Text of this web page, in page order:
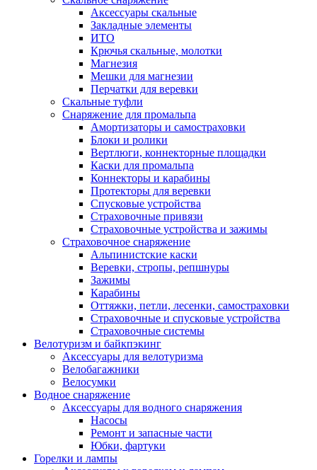
Аксессуары скальные
Закладные элементы
ИТО
Крючья скальные, молотки
Магнезия
Мешки для магнезии
Перчатки для веревки
Скальные туфли
Снаряжение для промальпа
Амортизаторы и самостраховки
Блоки и ролики
Вертлюги, коннекторные площадки
Каски для промальпа
Коннекторы и карабины
Протекторы для веревки
Спусковые устройства
Страховочные привязи
Страховочные устройства и зажимы
Страховочное снаряжение
Альпинистские каски
Веревки, стропы, репшнуры
Зажимы
Карабины
Оттяжки, петли, лесенки, самостраховки
Страховочные и спусковые устройства
Страховочные системы
Велотуризм и байкпэкинг
Аксессуары для велотуризма
Велобагажники
Велосумки
Водное снаряжение
Аксессуары для водного снаряжения
Насосы
Ремонт и запасные части
Юбки, фартуки
Горелки и лампы